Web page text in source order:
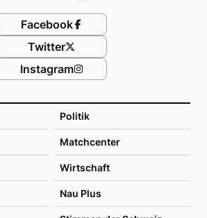
Politik
Matchcenter
Wirtschaft
Nau Plus
Facebook
Twitter
Instagram